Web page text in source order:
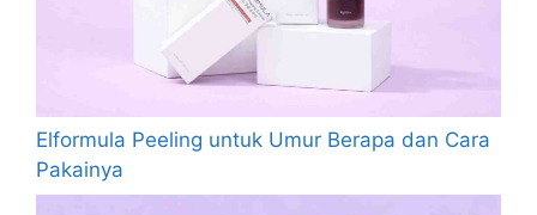
Elformula Peeling untuk Umur Berapa dan Cara
Pakainya